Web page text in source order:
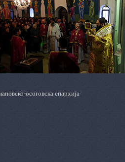
осоговска епархија